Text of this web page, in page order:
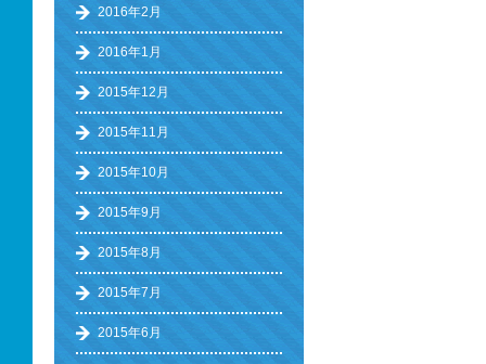
2016年2月
2016年1月
2015年12月
2015年11月
2015年10月
2015年9月
2015年8月
2015年7月
2015年6月